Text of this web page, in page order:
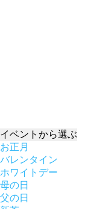
イベント から選ぶ
お正月
バレンタイン
ホワイトデー
母の日
父の日